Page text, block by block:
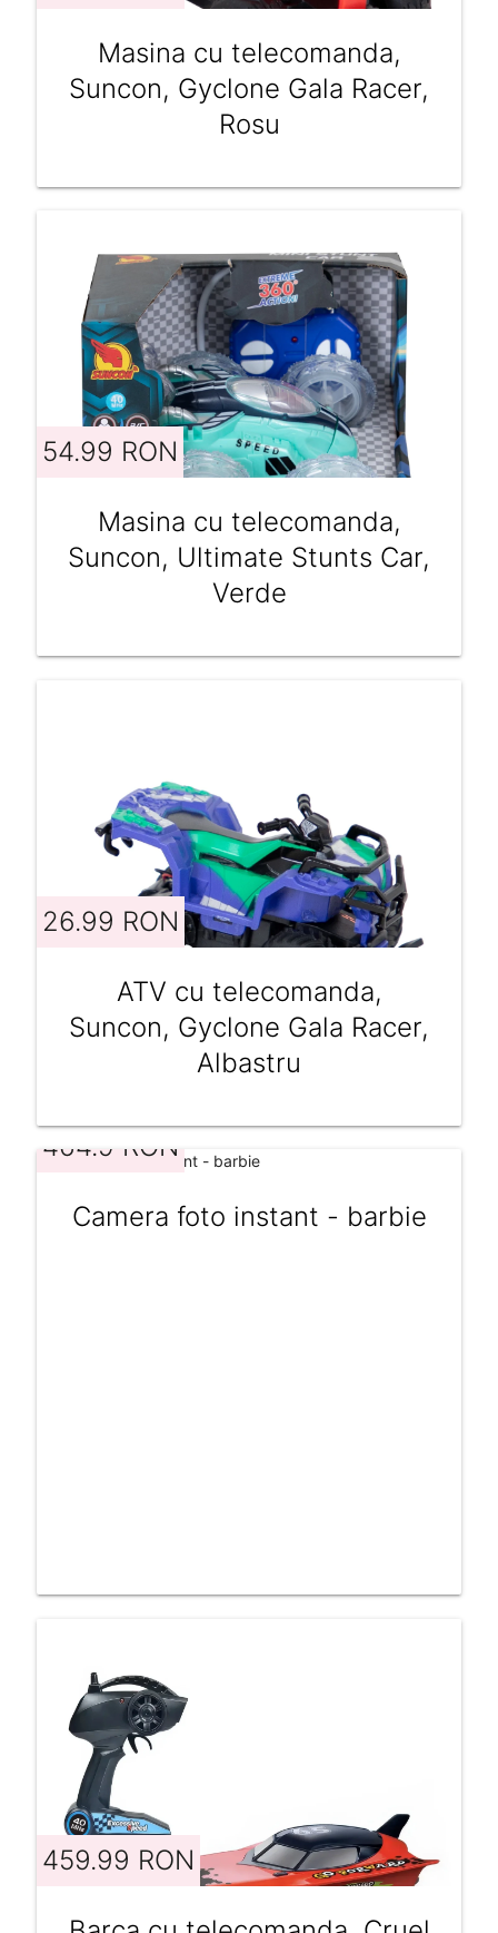
Masina cu telecomanda,
Suncon, Gyclone Gala Racer,
Rosu
54.99 RON
Masina cu telecomanda,
Suncon, Ultimate Stunts Car,
Verde
26.99 RON
ATV cu telecomanda,
Suncon, Gyclone Gala Racer,
Albastru
464.9 RON
Camera foto instant - barbie
459.99 RON